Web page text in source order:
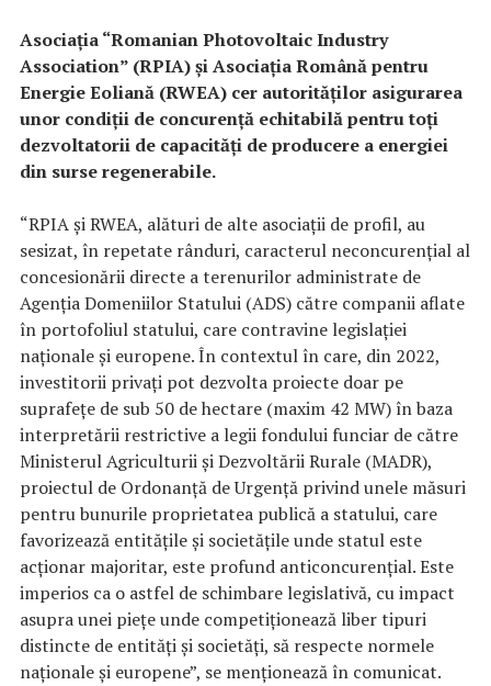
Asociaţia “Romanian Photovoltaic Industry
Association” (RPIA) şi Asociaţia Română pentru
Energie Eoliană (RWEA) cer autorităţilor asigurarea
unor condiţii de concurenţă echitabilă pentru toţi
dezvoltatorii de capacităţi de producere a energiei
din surse regenerabile.
“RPIA şi RWEA, alături de alte asociaţii de profil, au
sesizat, în repetate rânduri, caracterul neconcurenţial al
concesionării directe a terenurilor administrate de
Agenţia Domeniilor Statului (ADS) către companii aflate
în portofoliul statului, care contravine legislaţiei
naţionale şi europene. În contextul în care, din 2022,
investitorii privaţi pot dezvolta proiecte doar pe
suprafeţe de sub 50 de hectare (maxim 42 MW) în baza
interpretării restrictive a legii fondului funciar de către
Ministerul Agriculturii şi Dezvoltării Rurale (MADR),
proiectul de Ordonanţă de Urgenţă privind unele măsuri
pentru bunurile proprietatea publică a statului, care
favorizează entităţile şi societăţile unde statul este
acţionar majoritar, este profund anticoncurenţial. Este
imperios ca o astfel de schimbare legislativă, cu impact
asupra unei pieţe unde competiţionează liber tipuri
distincte de entităţi şi societăţi, să respecte normele
naţionale şi europene”, se menţionează în comunicat.